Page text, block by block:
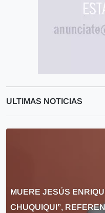
ULTIMAS NOTICIAS
MUERE JESÚS
CHUQUIQUI”,